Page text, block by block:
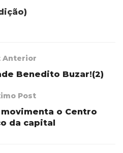
Anterior
Benedito Buzar!(2)
Post
o Centro
da capital